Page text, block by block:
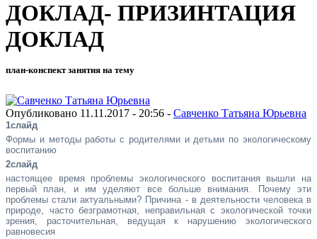
ДОКЛАД- ПРИЗИНТАЦИЯ
ДОКЛАД
план-конспект занятия на тему
Опубликовано 11.11.2017 - 20:56 - Савченко Татьяна Юрьевна
1слайд
Формы и методы работы с родителями и детьми по экологическому
воспитанию
2слайд
настоящее время проблемы экологического воспитания вышли на
первый план, и им уделяют все больше внимания. Почему эти
проблемы стали актуальными? Причина - в деятельности человека в
природе, часто безграмотная, неправильная с экологической точки
зрения, расточительная, ведущая к нарушению экологического
равновесия